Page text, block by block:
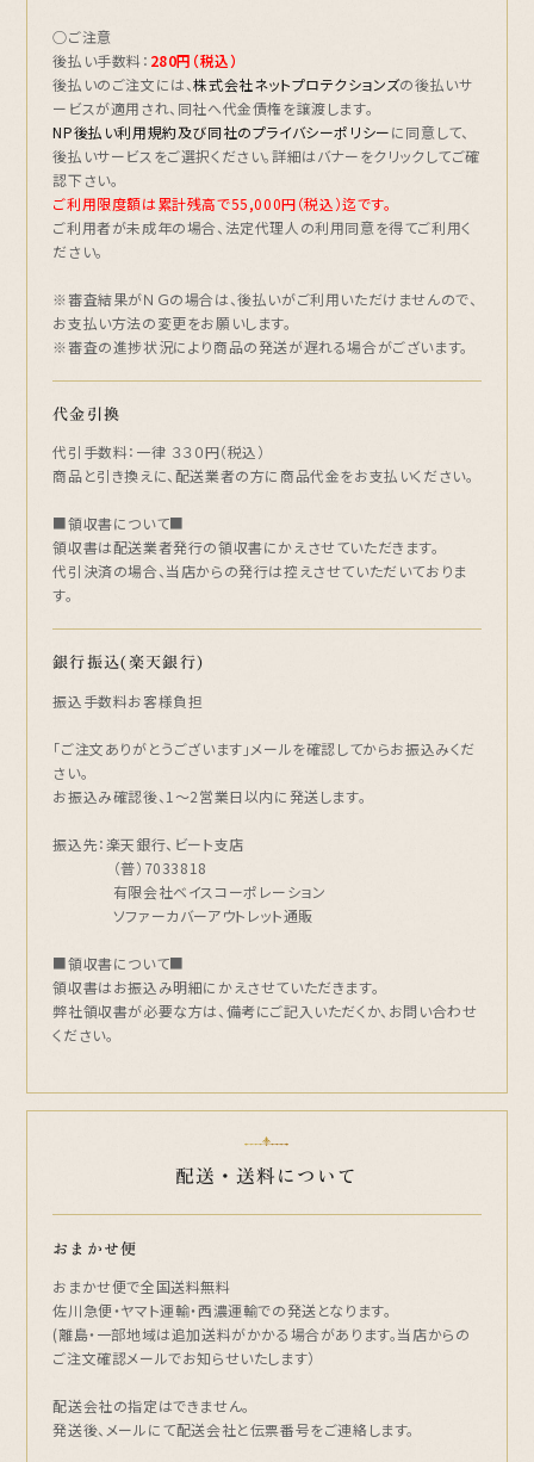
○ご注意
後払い手数料： 280円（税込）
後払いのご注文には、株式会社ネットプロテクションズの後払いサ
ービスが適用され、同社へ代金債権を譲渡します。
NP後払い利用規約及び同社のプライバシーポリシーに同意して、
後払いサービスをご選択ください。詳細はバナーをクリックしてご確
認下さい。
ご利用限度額は累計残高で55,000円（税込）迄です。
ご利用者が未成年の場合、法定代理人の利用同意を得てご利用く
ださい。
※審査結果がＮＧの場合は、後払いがご利用いただけませんので、
お支払い方法の変更をお願いします。
※審査の進捗状況により商品の発送が遅れる場合がございます。
代金引換
代引手数料：一律 ３３０円（税込）
商品と引き換えに、配送業者の方に商品代金をお支払いください。
■領収書について■
領収書は配送業者発行の領収書にかえさせていただきます。
代引決済の場合、当店からの発行は控えさせていただいておりま
す。
銀行振込(楽天銀行)
振込手数料お客様負担
「ご注文ありがとうございます」メールを確認してからお振込みくだ
さい。
お振込み確認後、1～2営業日以内に発送します。
振込先：楽天銀行、ビート支店
（普）7033818
有限会社ベイスコーポレーション
ソファーカバーアウトレット通販
■領収書について■
領収書はお振込み明細にかえさせていただきます。
弊社領収書が必要な方は、備考にご記入いただくか、お問い合わせ
ください。
配送・送料について
おまかせ便
おまかせ便で全国送料無料
佐川急便・ヤマト運輸・西濃運輸での発送となります。
(離島・一部地域は追加送料がかかる場合があります。当店からの
ご注文確認メールでお知らせいたします）
配送会社の指定はできません。
発送後、メールにて配送会社と伝票番号をご連絡します。